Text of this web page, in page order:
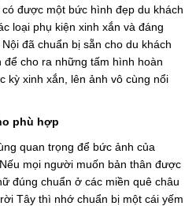
được một bức hình đẹp du khách
loại phụ kiện xinh xắn và đáng
đã chuẩn bị sẵn cho du khách
để cho ra những tấm hình hoàn
kỳ xinh xắn, lên ảnh vô cùng nổi
phù hợp
quan trọng để bức ảnh của
mọi người muốn bản thân được
đúng chuẩn ở các miền quê châu
Tây thì nhớ chuẩn bị một cái yếm